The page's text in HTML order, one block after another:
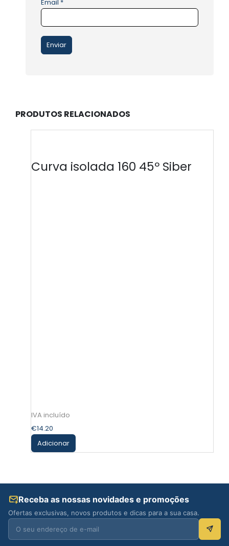
Email *
PRODUTOS RELACIONADOS
Curva isolada 160 45º Siber
€14.20
Adicionar
Receba as nossas novidades e promoções
Ofertas exclusivas, novos produtos e dicas para a sua casa.